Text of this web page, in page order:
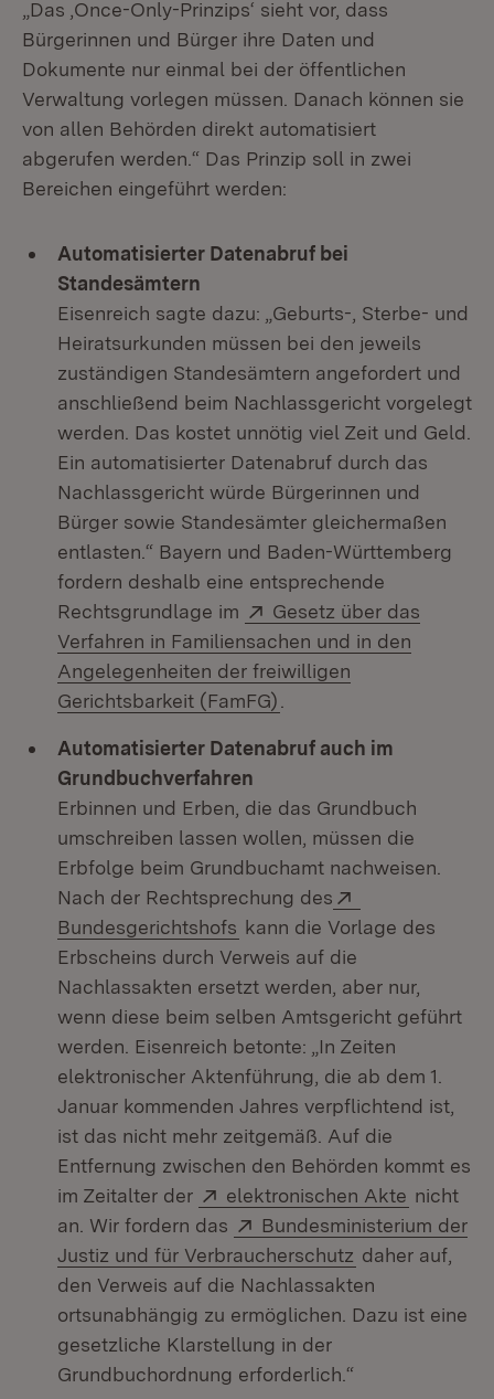
„Das ,Once-Only-Prinzips‘ sieht vor, dass
Bürgerinnen und Bürger ihre Daten und
Dokumente nur einmal bei der öffentlichen
Verwaltung vorlegen müssen. Danach können sie
von allen Behörden direkt automatisiert
abgerufen werden.“ Das Prinzip soll in zwei
Bereichen eingeführt werden:
Automatisierter Datenabruf bei
Standesämtern
Eisenreich sagte dazu: „Geburts-, Sterbe- und
Heiratsurkunden müssen bei den jeweils
zuständigen Standesämtern angefordert und
anschließend beim Nachlassgericht vorgelegt
werden. Das kostet unnötig viel Zeit und Geld.
Ein automatisierter Datenabruf durch das
Nachlassgericht würde Bürgerinnen und
Bürger sowie Standesämter gleichermaßen
entlasten.“ Bayern und Baden-Württemberg
fordern deshalb eine entsprechende
Rechtsgrundlage im
Extern:
Gesetz über das
Verfahren in Familiensachen und in den
Angelegenheiten der freiwilligen
Gerichtsbarkeit (FamFG)
Automatisierter Datenabruf auch im
Grundbuchverfahren
Erbinnen und Erben, die das Grundbuch
umschreiben lassen wollen, müssen die
Erbfolge beim Grundbuchamt nachweisen.
Nach der Rechtsprechung des
Bundesgerichtshofs (Öffnet in neuem Fenster)
kann die Vorlage des
Erbscheins durch Verweis auf die
Nachlassakten ersetzt werden, aber nur,
wenn diese beim selben Amtsgericht geführt
werden. Eisenreich betonte: „In Zeiten
elektronischer Aktenführung, die ab dem 1.
Januar kommenden Jahres verpflichtend ist,
ist das nicht mehr zeitgemäß. Auf die
Entfernung zwischen den Behörden kommt es
im Zeitalter der
Extern:
elektronischen Akte (Öffnet
nicht
an. Wir fordern das
Extern:
Bundesministerium der
Justiz und für Verbraucherschutz (Öffnet in
daher auf,
den Verweis auf die Nachlassakten
ortsunabhängig zu ermöglichen. Dazu ist eine
gesetzliche Klarstellung in der
Grundbuchordnung erforderlich.“